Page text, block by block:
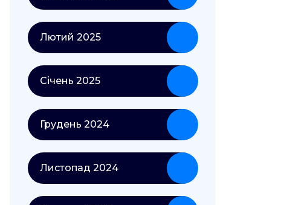
Лютий 2025
Січень 2025
Грудень 2024
Листопад 2024